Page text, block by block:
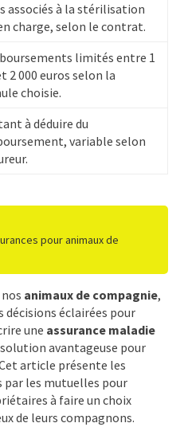
associés à la stérilisation
charge, selon le contrat.
limités entre 1
2 000 euros selon la
choisie.
à déduire du
variable selon
pour animaux de
animaux de compagnie,
décisions éclairées pour
une assurance maladie
avantageuse pour
article présente les
les mutuelles pour
à faire un choix
de leurs compagnons.